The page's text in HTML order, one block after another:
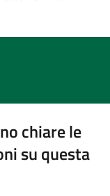
chiare le
su questa